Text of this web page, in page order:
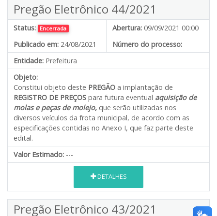
Pregão Eletrônico 44/2021
Status: Encerrada Abertura: 09/09/2021 00:00
Publicado em: 24/08/2021
Número do processo:
Entidade: Prefeitura
Objeto:
Constitui objeto deste PREGÃO a implantação de
REGISTRO DE PREÇOS para futura eventual aquisição de
molas e peças de molejo, que serão utilizadas nos
diversos veículos da frota municipal, de acordo com as
especificações contidas no Anexo I, que faz parte deste
edital.
Valor Estimado: ---
DETALHES
Pregão Eletrônico 43/2021